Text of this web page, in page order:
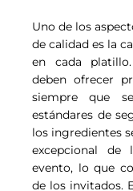
Uno de los
de calidad es la
en cada platillo.
deben ofrecer
siempre que
estándares de
los ingredientes
excepcional de
evento, lo que
de los invitados.